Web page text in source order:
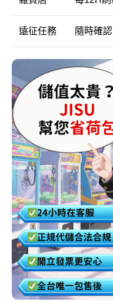
遠征任務 隨時確認